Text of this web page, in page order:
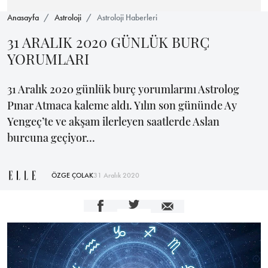
Anasayfa Astroloji Astroloji Haberleri
31 ARALIK 2020 GÜNLÜK BURÇ
YORUMLARI
31 Aralık 2020 günlük burç yorumlarını Astrolog
Pınar Atmaca kaleme aldı. Yılın son gününde Ay
Yengeç’te ve akşam ilerleyen saatlerde Aslan
burcuna geçiyor...
ÖZGE ÇOLAK31 Aralık 2020